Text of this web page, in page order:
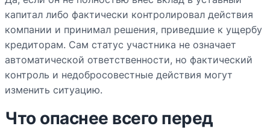
капитал либо фактически контролировал действия
компании и принимал решения, приведшие к ущербу
кредиторам. Сам статус участника не означает
автоматической ответственности, но фактический
контроль и недобросовестные действия могут
изменить ситуацию.
Что опаснее всего перед